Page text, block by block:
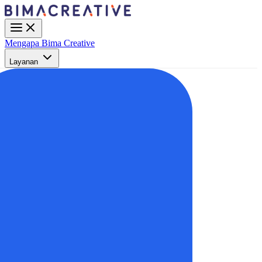
Mengapa Bima Creative
Layanan